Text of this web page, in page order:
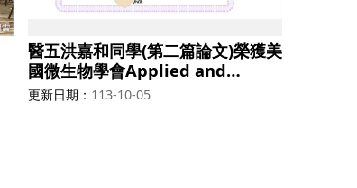
醫五洪嘉和同學(第二篇論文)榮獲美
國微生物學會Applied and
Environmental Microbiology期
更新日期 113-10-05